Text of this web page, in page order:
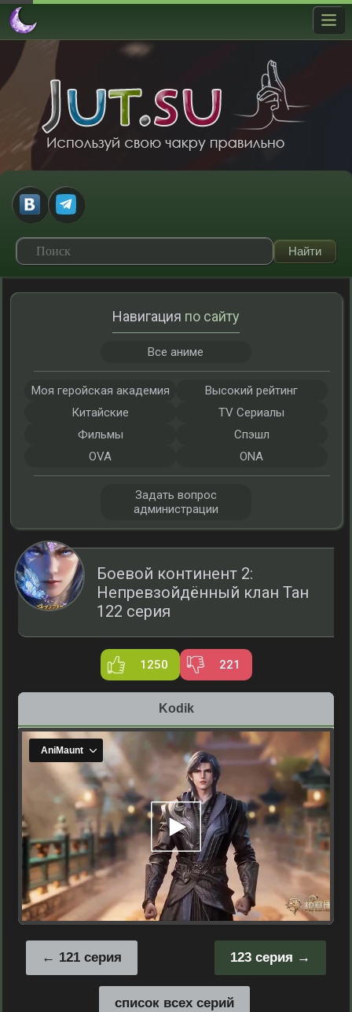
Боевой континент 2:
Непревзойдённый клан Тан
122 серия
1250 221
Kodik
123 серия
121 серия
список всех серий
Навигация по сайту
Все аниме
Моя геройская академия
Высокий рейтинг
Китайские
TV Сериалы
Фильмы
Спэшл
OVA
ONA
Задать вопрос
администрации